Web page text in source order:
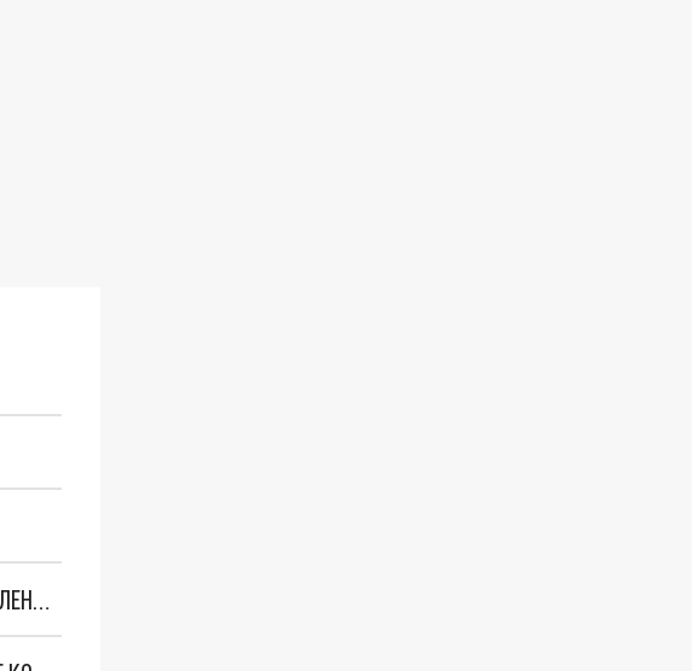
НОВОСТИ СИЛЬНО ХУЖЕ, ЧЕМ ДОКЛАДЫВАЛИ. ВРАГ ФОРСИРОВАЛ РЕКУ. ОБОРОНА ПРОВАЛЕНА. КТО ПО ГЛУПОСТИ СПАЛИЛ ПОЗИЦИИ ВС РОССИИ НА ВАЖНЕЙШЕМ ФРОНТЕ?